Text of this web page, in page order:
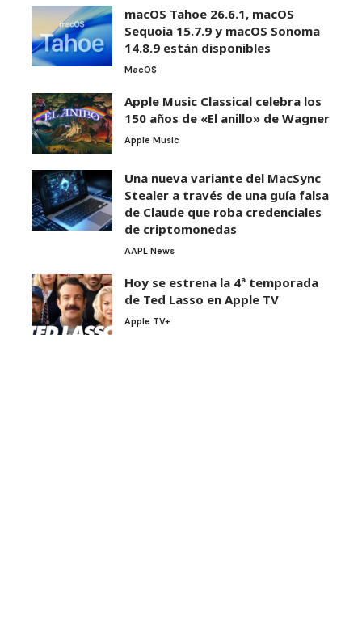
macOS Tahoe 26.6.1, macOS
Sequoia 15.7.9 y macOS Sonoma
14.8.9 están disponibles
MacOS
Apple Music Classical celebra los
150 años de «El anillo» de Wagner
Apple Music
Una nueva variante del MacSync
Stealer a través de una guía falsa
de Claude que roba credenciales
de criptomonedas
AAPL News
Hoy se estrena la 4ª temporada
de Ted Lasso en Apple TV
Apple TV+